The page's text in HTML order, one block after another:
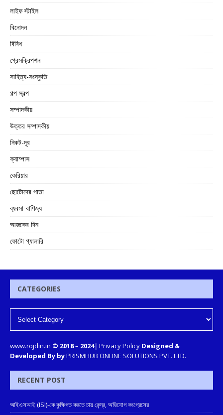
লাইফ স্টাইল
বিনোদন
বিবিধ
প্রেসক্রিপশন
সাহিত্য-সংস্কৃতি
গল্প স্বল্প
সম্পাদকীয়
উত্তর সম্পাদকীয়
নিকট-দূর
ক্যাম্পাস
কেরিয়ার
ছোটোদের পাতা
ব্যবসা-বাণিজ্য
আজকের দিন
ফোটো গ্যালারি
CATEGORIES
www.rojdin.in © 2018– 2024| Privacy Policy Designed &
Developed By byPRISMHUB ONLINE SOLUTIONS PVT. LTD.
RECENT POST
আইএসআই (ISI)-কে কুক্ষিগত করতে চায় কেন্দ্র, অভিযোগ কংগ্রেসের